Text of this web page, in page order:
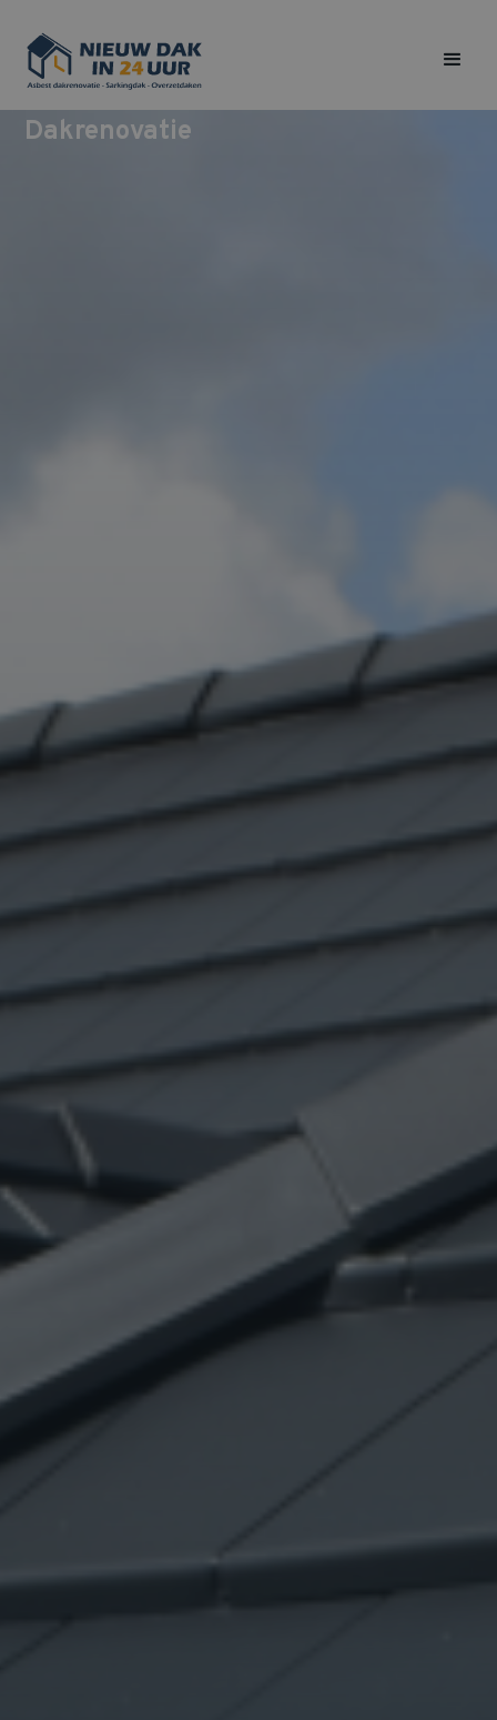
Dakrenovatie